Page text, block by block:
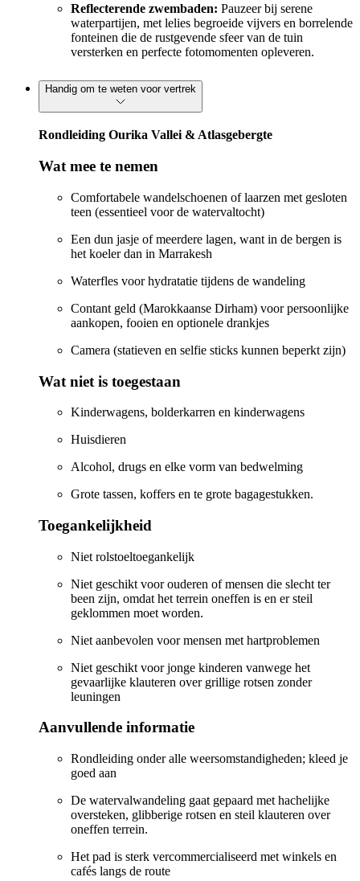
Reflecterende zwembaden: Pauzeer bij serene
waterpartijen, met lelies begroeide vijvers en borrelende
fonteinen die de rustgevende sfeer van de tuin
versterken en perfecte fotomomenten opleveren.
Handig om te weten voor vertrek
Rondleiding Ourika Vallei & Atlasgebergte
Wat mee te nemen
Comfortabele wandelschoenen of laarzen met gesloten
teen (essentieel voor de watervaltocht)
Een dun jasje of meerdere lagen, want in de bergen is
het koeler dan in Marrakesh
Waterfles voor hydratatie tijdens de wandeling
Contant geld (Marokkaanse Dirham) voor persoonlijke
aankopen, fooien en optionele drankjes
Camera (statieven en selfie sticks kunnen beperkt zijn)
Wat niet is toegestaan
Kinderwagens, bolderkarren en kinderwagens
Huisdieren
Alcohol, drugs en elke vorm van bedwelming
Grote tassen, koffers en te grote bagagestukken.
Toegankelijkheid
Niet rolstoeltoegankelijk
Niet geschikt voor ouderen of mensen die slecht ter
been zijn, omdat het terrein oneffen is en er steil
geklommen moet worden.
Niet aanbevolen voor mensen met hartproblemen
Niet geschikt voor jonge kinderen vanwege het
gevaarlijke klauteren over grillige rotsen zonder
leuningen
Aanvullende informatie
Rondleiding onder alle weersomstandigheden; kleed je
goed aan
De watervalwandeling gaat gepaard met hachelijke
oversteken, glibberige rotsen en steil klauteren over
oneffen terrein.
Het pad is sterk vercommercialiseerd met winkels en
cafés langs de route